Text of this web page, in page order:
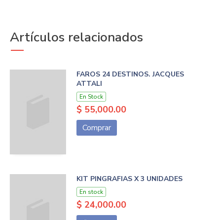
Artículos relacionados
FAROS 24 DESTINOS. JACQUES
ATTALI
En Stock
$ 55,000.00
Comprar
KIT PINGRAFIAS X 3 UNIDADES
En stock
$ 24,000.00